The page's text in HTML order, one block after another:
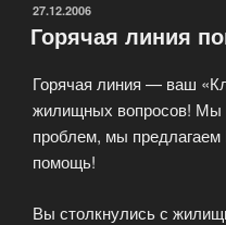
ОПУБЛИКОВАНО
27.12.2006
Горячая линия
Горячая линия — ваш
жилищных вопросов! Мы
проблем, мы
помощь!
Вы столкнулись с